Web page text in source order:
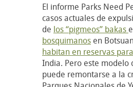
El informe Parks Need
casos actuales de
de los “pigmeos” bakas
bosquimanos en
habitan en reservas
India. Pero este modelo
puede remontarse a la